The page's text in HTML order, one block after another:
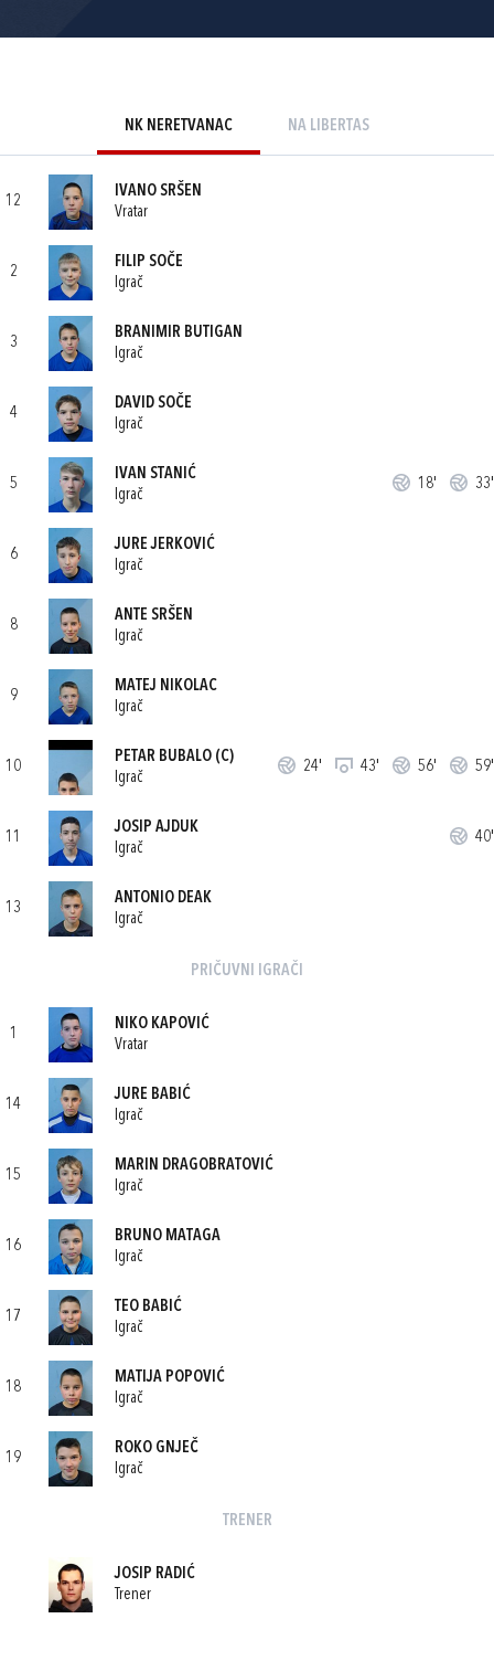
NK NERETVANAC NA LIBERTAS
12
IVANO SRŠEN
Vratar
2
FILIP SOČE
Igrač
3
BRANIMIR BUTIGAN
Igrač
4
DAVID SOČE
Igrač
5
IVAN STANIĆ
Igrač
18' 33'
6
JURE JERKOVIĆ
Igrač
8
ANTE SRŠEN
Igrač
9
MATEJ NIKOLAC
Igrač
10
PETAR BUBALO (C)
Igrač
24' 43' 56' 59'
11
JOSIP AJDUK
Igrač
40'
13
ANTONIO DEAK
Igrač
PRIČUVNI IGRAČI
1
NIKO KAPOVIĆ
Vratar
14
JURE BABIĆ
Igrač
15
MARIN DRAGOBRATOVIĆ
Igrač
16
BRUNO MATAGA
Igrač
17
TEO BABIĆ
Igrač
18
MATIJA POPOVIĆ
Igrač
19
ROKO GNJEČ
Igrač
TRENER
JOSIP RADIĆ
Trener